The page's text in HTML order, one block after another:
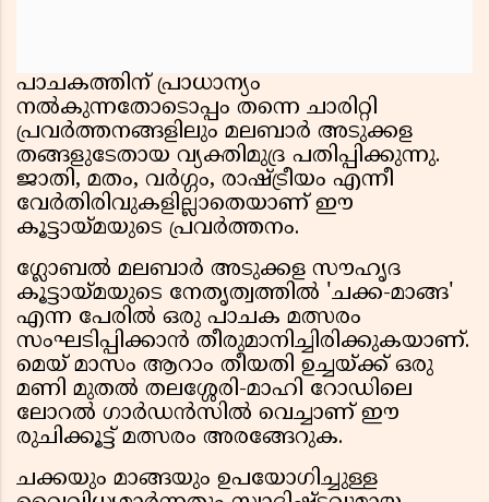
പാചകത്തിന് പ്രാധാന്യം
നൽകുന്നതോടൊപ്പം തന്നെ ചാരിറ്റി
പ്രവർത്തനങ്ങളിലും മലബാർ അടുക്കള
തങ്ങളുടേതായ വ്യക്തിമുദ്ര പതിപ്പിക്കുന്നു.
ജാതി, മതം, വർഗ്ഗം, രാഷ്ട്രീയം എന്നീ
വേർതിരിവുകളില്ലാതെയാണ് ഈ
കൂട്ടായ്മയുടെ പ്രവർത്തനം.
ഗ്ലോബൽ മലബാർ അടുക്കള സൗഹൃദ
കൂട്ടായ്മയുടെ നേതൃത്വത്തിൽ 'ചക്ക-മാങ്ങ'
എന്ന പേരിൽ ഒരു പാചക മത്സരം
സംഘടിപ്പിക്കാൻ തീരുമാനിച്ചിരിക്കുകയാണ്.
മെയ് മാസം ആറാം തീയതി ഉച്ചയ്ക്ക് ഒരു
മണി മുതൽ തലശ്ശേരി-മാഹി റോഡിലെ
ലോറൽ ഗാർഡൻസിൽ വെച്ചാണ് ഈ
രുചിക്കൂട്ട് മത്സരം അരങ്ങേറുക.
ചക്കയും മാങ്ങയും ഉപയോഗിച്ചുള്ള